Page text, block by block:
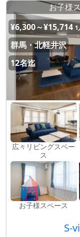
お子様
¥6,300～¥15,714 1
群馬・北軽井沢
12名迄
広々リビングスペー
ス
お子様スペース
S-